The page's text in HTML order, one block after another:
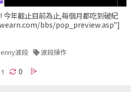
今年截止目前為止,每個月都吃到破紀
bbs/pop_preview.asp"]
波段 波段操作
0